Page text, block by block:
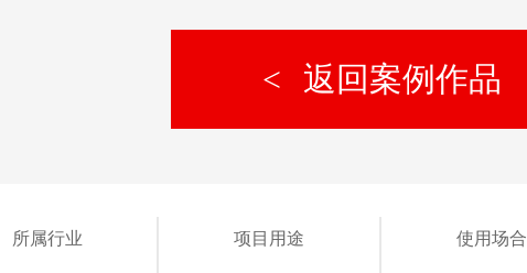
返回案例作品
所属行业 项目用途 使用场合